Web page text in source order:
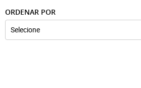
ORDENAR POR
Selecione